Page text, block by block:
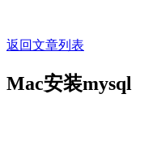
返回文章列表
Mac安装mysql